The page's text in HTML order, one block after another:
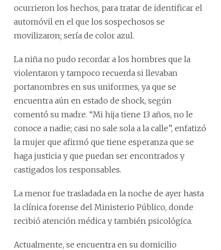
ocurrieron los hechos, para tratar de identificar el
automóvil en el que los sospechosos se
movilizaron; sería de color azul.
La niña no pudo recordar a los hombres que la
violentaron y tampoco recuerda si llevaban
portanombres en sus uniformes, ya que se
encuentra aún en estado de shock, según
comentó su madre. “Mi hija tiene 13 años, no le
conoce a nadie; casi no sale sola a la calle”, enfatizó
la mujer que afirmó que tiene esperanza que se
haga justicia y que puedan ser encontrados y
castigados los responsables.
La menor fue trasladada en la noche de ayer hasta
la clínica forense del Ministerio Público, donde
recibió atención médica y también psicológica.
Actualmente, se encuentra en su domicilio